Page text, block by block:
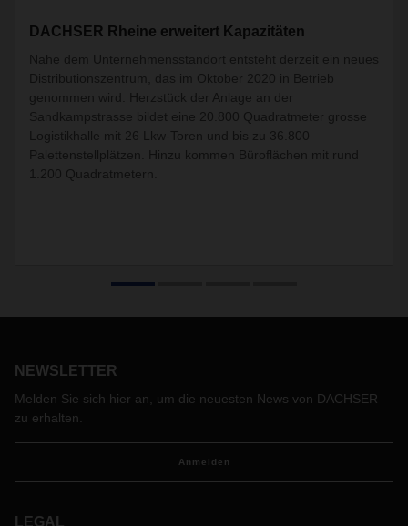
DACHSER Rheine erweitert Kapazitäten
Nahe dem Unternehmensstandort entsteht derzeit ein neues
Distributionszentrum, das im Oktober 2020 in Betrieb
genommen wird. Herzstück der Anlage an der
Sandkampstrasse bildet eine 20.800 Quadratmeter grosse
Logistikhalle mit 26 Lkw-Toren und bis zu 36.800
Palettenstellplätzen. Hinzu kommen Büroflächen mit rund
1.200 Quadratmetern.
NEWSLETTER
Melden Sie sich hier an, um die neuesten News von DACHSER
zu erhalten.
Anmelden
LEGAL